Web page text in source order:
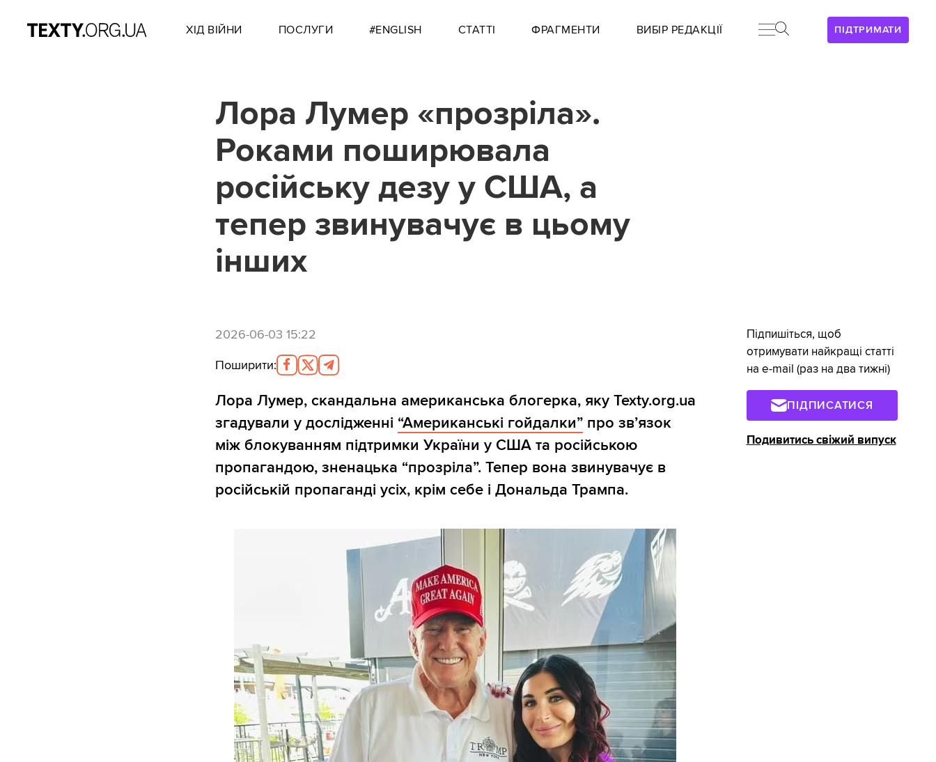
ПІДТРИМАТИ
ХІД ВІЙНИ ПОСЛУГИ #ENGLISH СТАТТІ ФРАГМЕНТИ ВИБІР РЕДАКЦІЇ
Лора Лумер «прозріла».
Роками поширювала
російську дезу у США, а
тепер звинувачує в цьому
інших
2026-06-03 15:22
Поширити:
Лора Лумер, скандальна американська блогерка, яку Texty.org.ua
згадували у дослідженні “Американські гойдалки”про звʼязок
між блокуванням підтримки України у США та російською
пропагандою, зненацька “прозріла”. Тепер вона звинувачує в
російській пропаганді усіх, крім себе і Дональда Трампа.
Підпишіться, щоб
отримувати найкращі статті
на e-mail (раз на два тижні)
ПІДПИСАТИСЯ
Подивитись свіжий випуск